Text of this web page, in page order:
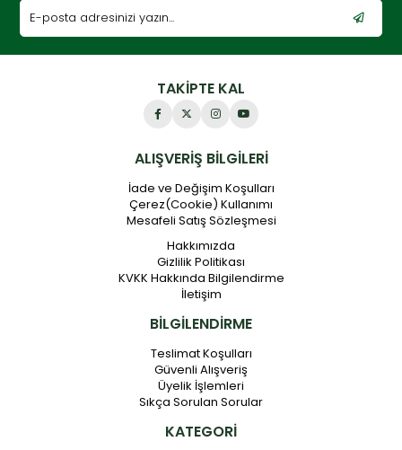
TAKİPTE KAL
ALIŞVERİŞ BİLGİLERİ
İade ve Değişim Koşulları
Çerez(Cookie) Kullanımı
Mesafeli Satış Sözleşmesi
Hakkımızda
Gizlilik Politikası
KVKK Hakkında Bilgilendirme
İletişim
BİLGİLENDİRME
Teslimat Koşulları
Güvenli Alışveriş
Üyelik İşlemleri
Sıkça Sorulan Sorular
KATEGORİ